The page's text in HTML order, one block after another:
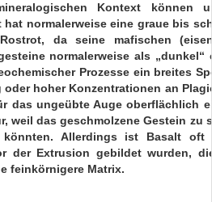
Kontext können
normalerweise eine graue bis
da seine mafischen
​​normalerweise als „dunkel“
Prozesse ein breites
hoher Konzentrationen an
das ungeübte Auge oberflächlich
weil das geschmolzene Gestein zu
könnten. Allerdings ist Basalt
der Extrusion gebildet wurden,
feinkörnigere Matrix.